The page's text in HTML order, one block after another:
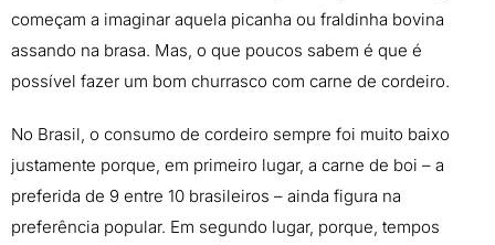
começam a imaginar aquela picanha ou fraldinha bovina
assando na brasa. Mas, o que poucos sabem é que é
possível fazer um bom churrasco com carne de cordeiro.
No Brasil, o consumo de cordeiro sempre foi muito baixo
justamente porque, em primeiro lugar, a carne de boi – a
preferida de 9 entre 10 brasileiros – ainda figura na
preferência popular. Em segundo lugar, porque, tempos